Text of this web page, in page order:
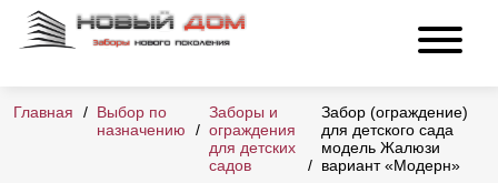
Главная
Выбор по
назначению
Заборы и
ограждения
для детских
садов
Забор (ограждение)
для детского сада
модель Жалюзи
вариант «Модерн»